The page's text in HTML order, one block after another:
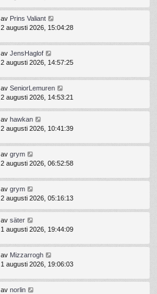
av Prins Valiant
2 augusti 2026, 15:04:28
av JensHaglof
2 augusti 2026, 14:57:25
av SeniorLemuren
2 augusti 2026, 14:53:21
av hawkan
2 augusti 2026, 10:41:39
av grym
2 augusti 2026, 06:52:58
av grym
2 augusti 2026, 05:16:13
av säter
1 augusti 2026, 19:44:09
av Mizzarrogh
1 augusti 2026, 19:06:03
av norlin